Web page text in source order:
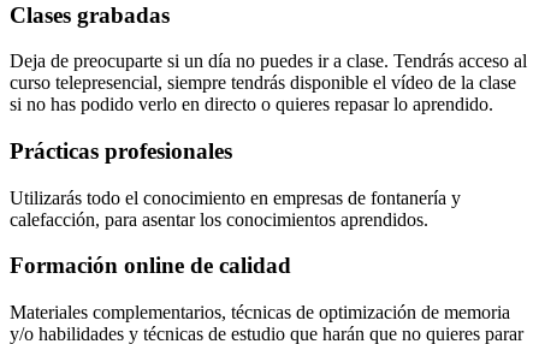
Clases grabadas
Deja de preocuparte si un día no puedes ir a clase. Tendrás acceso al
curso telepresencial, siempre tendrás disponible el vídeo de la clase
si no has podido verlo en directo o quieres repasar lo aprendido.
Prácticas profesionales
Utilizarás todo el conocimiento en empresas de fontanería y
calefacción, para asentar los conocimientos aprendidos.
Formación online de calidad
Materiales complementarios, técnicas de optimización de memoria
y/o habilidades y técnicas de estudio que harán que no quieres parar